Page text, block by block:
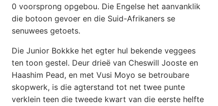
0 voorsprong opgebou. Die Engelse het aanvanklik
die botoon gevoer en die Suid-Afrikaners se
senuwees getoets.
Die Junior Bokkke het egter hul bekende veggees
ten toon gestel. Deur drieë van Cheswill Jooste en
Haashim Pead, en met Vusi Moyo se betroubare
skopwerk, is die agterstand tot net twee punte
verklein teen die tweede kwart van die eerste helfte